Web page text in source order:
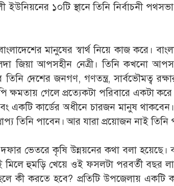
ইউনিয়নের ১০টি স্থানে তিনি নির্বাচনী
মানুষের স্বার্থ নিয়ে কাজ করে।
জিয়া আপসহীন নেত্রী। তিনি কখনো
দেশের জনগণ, গণতন্ত্র, সার্বভৌমত্ব
গেলে প্রত্যেকটা পরিবারে একটা করে
একটি কার্ডের অধীনে চারজন মানুষ
তিনি পাবেন। আর যারা প্রয়োজন নাই তিনি
ভেতরে কৃষি উন্নয়নের কথা বলা হয়েছে।
হুমড়ি খেয়ে ওই ফসলটা পরবর্তী বছর
কী করতে হবে? প্রতিটি উপজেলায় একটি